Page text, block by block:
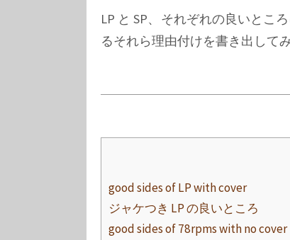
LP と SP、それぞれの良いとこ
るそれら理由付けを書き出して
good sides of LP with cover
ジャケつき LP の良いところ
good sides of 78rpms with no cover